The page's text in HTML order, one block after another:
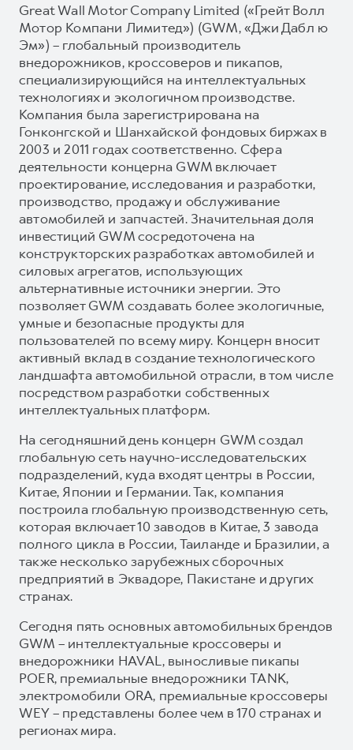
Great Wall Motor Company Limited («Грейт Волл
Мотор Компани Лимитед») (GWM, «Джи Дабл ю
Эм») – глобальный производитель
внедорожников, кроссоверов и пикапов,
специализирующийся на интеллектуальных
технологиях и экологичном производстве.
Компания была зарегистрирована на
Гонконгской и Шанхайской фондовых биржах в
2003 и 2011 годах соответственно. Сфера
деятельности концерна GWM включает
проектирование, исследования и разработки,
производство, продажу и обслуживание
автомобилей и запчастей. Значительная доля
инвестиций GWM сосредоточена на
конструкторских разработках автомобилей и
силовых агрегатов, использующих
альтернативные источники энергии. Это
позволяет GWM создавать более экологичные,
умные и безопасные продукты для
пользователей по всему миру. Концерн вносит
активный вклад в создание технологического
ландшафта автомобильной отрасли, в том числе
посредством разработки собственных
интеллектуальных платформ.
На сегодняшний день концерн GWM создал
глобальную сеть научно-исследовательских
подразделений, куда входят центры в России,
Китае, Японии и Германии. Так, компания
построила глобальную производственную сеть,
которая включает 10 заводов в Китае, 3 завода
полного цикла в России, Таиланде и Бразилии, а
также несколько зарубежных сборочных
предприятий в Эквадоре, Пакистане и других
странах.
Сегодня пять основных автомобильных брендов
GWM – интеллектуальные кроссоверы и
внедорожники HAVAL, выносливые пикапы
POER, премиальные внедорожники TANK,
электромобили ORA, премиальные кроссоверы
WEY – представлены более чем в 170 странах и
регионах мира.